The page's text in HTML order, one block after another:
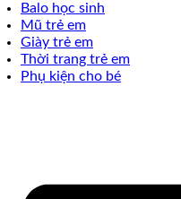
Balo học sinh
Mũ trẻ em
Giày trẻ em
Thời trang trẻ em
Phụ kiện cho bé